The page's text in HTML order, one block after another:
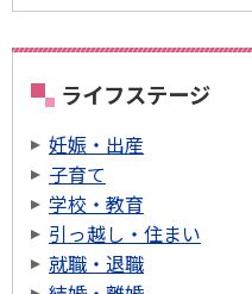
ライフステージ
妊娠・出産
子育て
学校・教育
引っ越し・住まい
就職・退職